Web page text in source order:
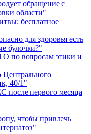
обращение с
области"
бесплатное
для здоровья есть
булочки?"
по вопросам этики и
Центрального
40/1"
после первого месяца
чтобы привлечь